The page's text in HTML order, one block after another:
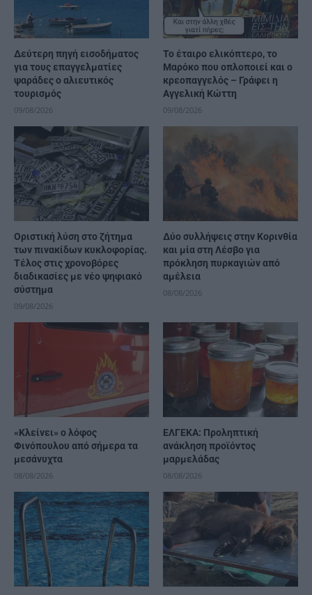
Δεύτερη πηγή εισοδήματος
για τους επαγγελματίες
ψαράδες ο αλιευτικός
τουρισμός
09/08/2026
Το έταιρο ελικόπτερο, το
Μαρόκο που οπλοποιεί και ο
κρεοπαγγελός – Γράφει η
Αγγελική Κώττη
09/08/2026
Οριστική λύση στο ζήτημα
των πινακίδων κυκλοφορίας.
Τέλος στις χρονοβόρες
διαδικασίες με νέο ψηφιακό
σύστημα
09/08/2026
Δύο συλλήψεις στην Κορινθία
και μία στη Λέσβο για
πρόκληση πυρκαγιών από
αμέλεια
08/08/2026
«Κλείνει» ο λόφος
Φινόπουλου από σήμερα τα
μεσάνυχτα
08/08/2026
ΕΛΓΕΚΑ: Προληπτική
ανάκληση προϊόντος
μαρμελάδας
08/08/2026